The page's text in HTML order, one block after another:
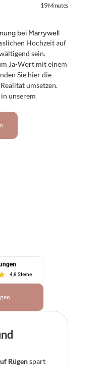
19Minutes
bei Marrywell
Hochzeit auf
sein.
Ja-Wort mit einem
Sie hier die
umsetzen.
4,8 Sterne
Rügen spart